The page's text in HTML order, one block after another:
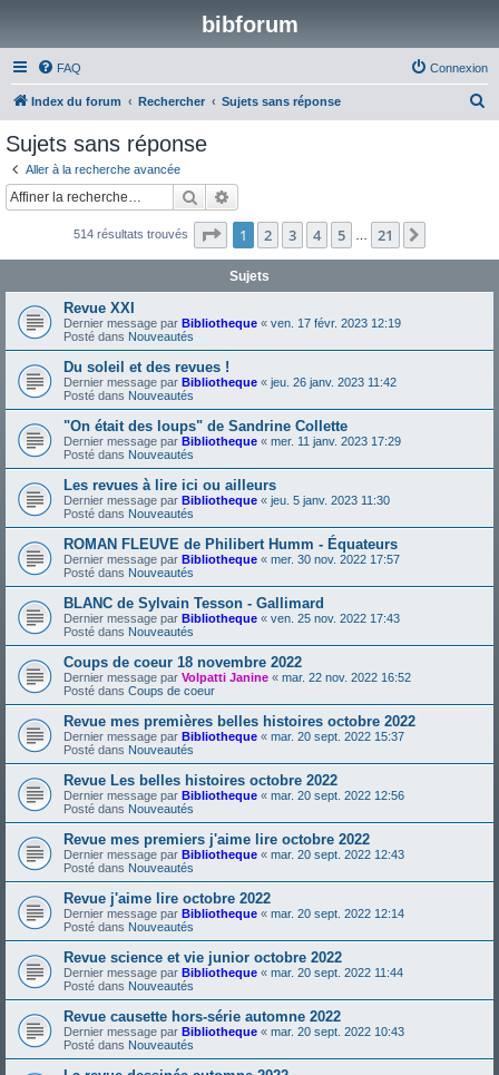
bibforum
FAQ Connexion
Index du forum Rechercher Sujets sans réponse
c
Sujets sans réponse
Aller à la recherche avancée
Rechercher
514 résultats trouvés Page 1sur21
1 2 3 4 5 21
Sujets
Revue XXI
Dernier message par Bibliotheque « ven. 17 févr. 2023 12:19
Posté dans Nouveautés
Du soleil et des revues !
Dernier message par Bibliotheque « jeu. 26 janv. 2023 11:42
Posté dans Nouveautés
"On était des loups" de Sandrine Collette
Dernier message par Bibliotheque « mer. 11 janv. 2023 17:29
Posté dans Nouveautés
Les revues à lire ici ou ailleurs
Dernier message par Bibliotheque « jeu. 5 janv. 2023 11:30
Posté dans Nouveautés
ROMAN FLEUVE de Philibert Humm - Équateurs
Dernier message par Bibliotheque « mer. 30 nov. 2022 17:57
Posté dans Nouveautés
BLANC de Sylvain Tesson - Gallimard
Dernier message par Bibliotheque « ven. 25 nov. 2022 17:43
Posté dans Nouveautés
Coups de coeur 18 novembre 2022
Dernier message par Volpatti Janine « mar. 22 nov. 2022 16:52
Posté dans Coups de coeur
Revue mes premières belles histoires octobre 2022
Dernier message par Bibliotheque « mar. 20 sept. 2022 15:37
Posté dans Nouveautés
Revue Les belles histoires octobre 2022
Dernier message par Bibliotheque « mar. 20 sept. 2022 12:56
Posté dans Nouveautés
Revue mes premiers j'aime lire octobre 2022
Dernier message par Bibliotheque « mar. 20 sept. 2022 12:43
Posté dans Nouveautés
Revue j'aime lire octobre 2022
Dernier message par Bibliotheque « mar. 20 sept. 2022 12:14
Posté dans Nouveautés
Revue science et vie junior octobre 2022
Dernier message par Bibliotheque « mar. 20 sept. 2022 11:44
Posté dans Nouveautés
Revue causette hors-série automne 2022
Dernier message par Bibliotheque « mar. 20 sept. 2022 10:43
Posté dans Nouveautés